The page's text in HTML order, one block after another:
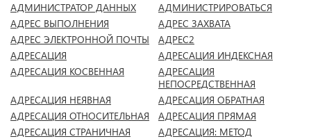
АДМИНИСТРАТОР ДАННЫХ
АДМИНИСТРИРОВАТЬСЯ
АДРЕС ВЫПОЛНЕНИЯ
АДРЕС ЗАХВАТА
АДРЕС ЭЛЕКТРОННОЙ ПОЧТЫ
АДРЕС2
АДРЕСАЦИЯ
АДРЕСАЦИЯ ИНДЕКСНАЯ
АДРЕСАЦИЯ КОСВЕННАЯ
АДРЕСАЦИЯ
НЕПОСРЕДСТВЕННАЯ
АДРЕСАЦИЯ НЕЯВНАЯ
АДРЕСАЦИЯ ОБРАТНАЯ
АДРЕСАЦИЯ ОТНОСИТЕЛЬНАЯ
АДРЕСАЦИЯ ПРЯМАЯ
АДРЕСАЦИЯ СТРАНИЧНАЯ
АДРЕСАЦИЯ: МЕТОД